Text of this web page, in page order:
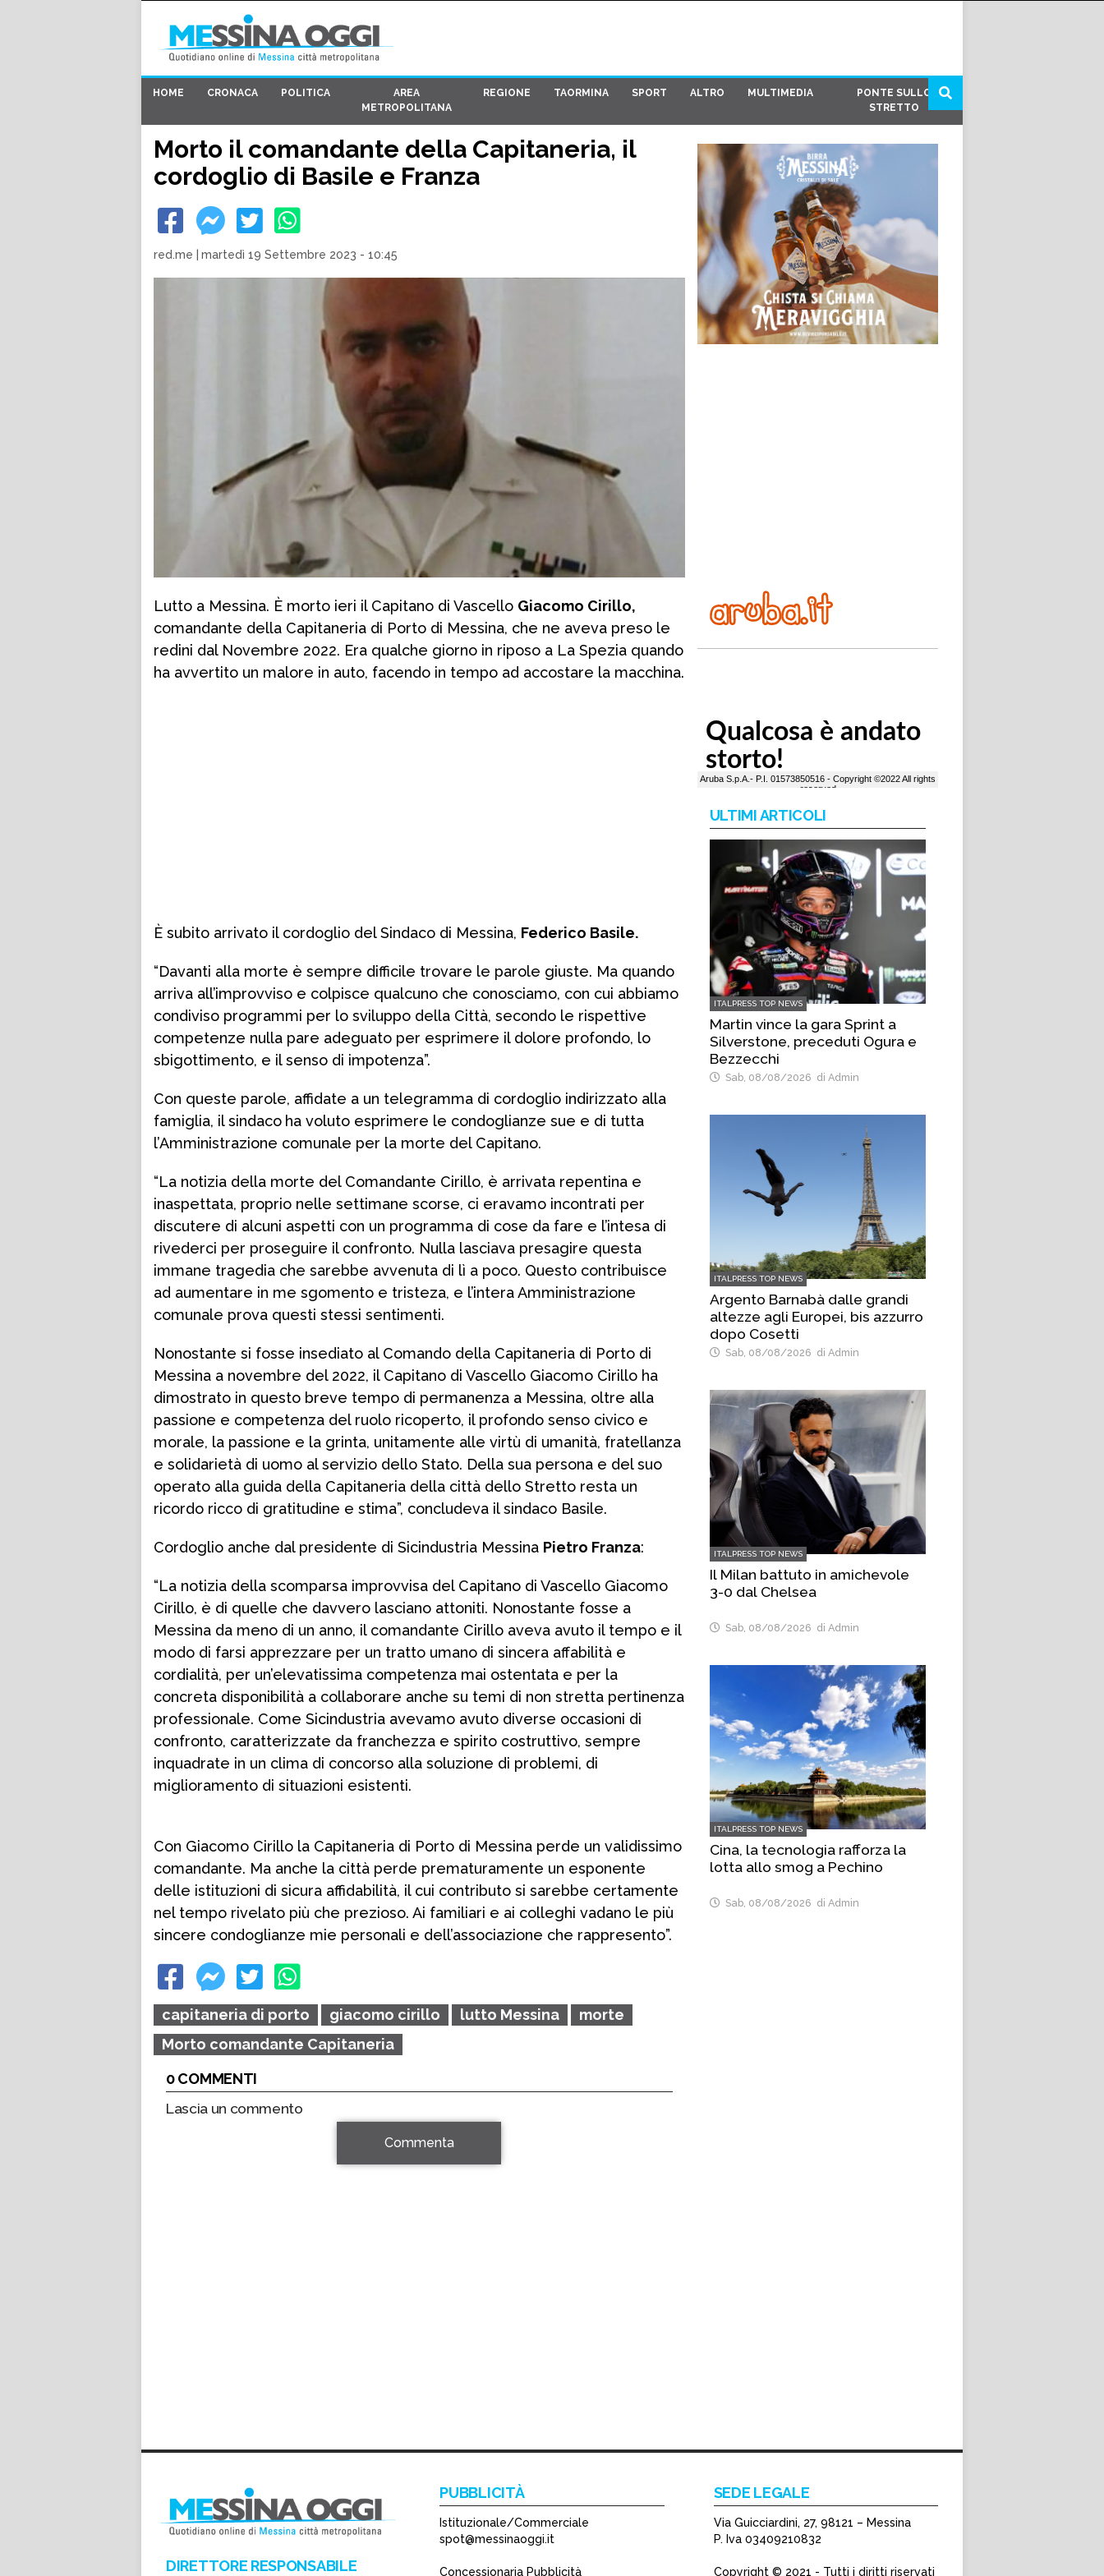
HOME CRONACA POLITICA
AREA
METROPOLITANA
REGIONE TAORMINA SPORT ALTRO MULTIMEDIA
PONTE SULLO
STRETTO
Morto il comandante della Capitaneria, il
cordoglio di Basile e Franza
red.me martedì 19 Settembre 2023 - 10:45
Lutto a Messina. È morto ieri il Capitano di Vascello Giacomo Cirillo,
comandante della Capitaneria di Porto di Messina, che ne aveva preso le
redini dal Novembre 2022. Era qualche giorno in riposo a La Spezia quando
ha avvertito un malore in auto, facendo in tempo ad accostare la macchina.
È subito arrivato il cordoglio del Sindaco di Messina, Federico Basile.
“Davanti alla morte è sempre difficile trovare le parole giuste. Ma quando
arriva all’improvviso e colpisce qualcuno che conosciamo, con cui abbiamo
condiviso programmi per lo sviluppo della Città, secondo le rispettive
competenze nulla pare adeguato per esprimere il dolore profondo, lo
sbigottimento, e il senso di impotenza”.
Con queste parole, affidate a un telegramma di cordoglio indirizzato alla
famiglia, il sindaco ha voluto esprimere le condoglianze sue e di tutta
l’Amministrazione comunale per la morte del Capitano.
“La notizia della morte del Comandante Cirillo, è arrivata repentina e
inaspettata, proprio nelle settimane scorse, ci eravamo incontrati per
discutere di alcuni aspetti con un programma di cose da fare e l’intesa di
rivederci per proseguire il confronto. Nulla lasciava presagire questa
immane tragedia che sarebbe avvenuta di lì a poco. Questo contribuisce
ad aumentare in me sgomento e tristeza, e l’intera Amministrazione
comunale prova questi stessi sentimenti.
Nonostante si fosse insediato al Comando della Capitaneria di Porto di
Messina a novembre del 2022, il Capitano di Vascello Giacomo Cirillo ha
dimostrato in questo breve tempo di permanenza a Messina, oltre alla
passione e competenza del ruolo ricoperto, il profondo senso civico e
morale, la passione e la grinta, unitamente alle virtù di umanità, fratellanza
e solidarietà di uomo al servizio dello Stato. Della sua persona e del suo
operato alla guida della Capitaneria della città dello Stretto resta un
ricordo ricco di gratitudine e stima”, concludeva il sindaco Basile.
Cordoglio anche dal presidente di Sicindustria Messina Pietro Franza:
“La notizia della scomparsa improvvisa del Capitano di Vascello Giacomo
Cirillo, è di quelle che davvero lasciano attoniti. Nonostante fosse a
Messina da meno di un anno, il comandante Cirillo aveva avuto il tempo e il
modo di farsi apprezzare per un tratto umano di sincera affabilità e
cordialità, per un’elevatissima competenza mai ostentata e per la
concreta disponibilità a collaborare anche su temi di non stretta pertinenza
professionale. Come Sicindustria avevamo avuto diverse occasioni di
confronto, caratterizzate da franchezza e spirito costruttivo, sempre
inquadrate in un clima di concorso alla soluzione di problemi, di
miglioramento di situazioni esistenti.
Con Giacomo Cirillo la Capitaneria di Porto di Messina perde un validissimo
comandante. Ma anche la città perde prematuramente un esponente
delle istituzioni di sicura affidabilità, il cui contributo si sarebbe certamente
nel tempo rivelato più che prezioso. Ai familiari e ai colleghi vadano le più
sincere condoglianze mie personali e dell’associazione che rappresento”.
capitaneria di porto giacomo cirillo lutto Messina
morte
Morto comandante Capitaneria
0 COMMENTI
Lascia un commento
Commenta
ULTIMI ARTICOLI
ITALPRESS TOP NEWS
Martin vince la gara Sprint a
Silverstone, preceduti Ogura e
Bezzecchi
Sab, 08/08/2026 di Admin
ITALPRESS TOP NEWS
Argento Barnabà dalle grandi
altezze agli Europei, bis azzurro
dopo Cosetti
Sab, 08/08/2026 di Admin
ITALPRESS TOP NEWS
Il Milan battuto in amichevole
3-0 dal Chelsea
Sab, 08/08/2026 di Admin
ITALPRESS TOP NEWS
Cina, la tecnologia rafforza la
lotta allo smog a Pechino
Sab, 08/08/2026 di Admin
DIRETTORE RESPONSABILE
PUBBLICITÀ
Istituzionale/Commerciale
spot@messinaoggi.it
Concessionaria Pubblicità
SEDE LEGALE
Via Guicciardini, 27, 98121 – Messina
P. Iva 03409210832
Copyright © 2021 - Tutti i diritti riservati